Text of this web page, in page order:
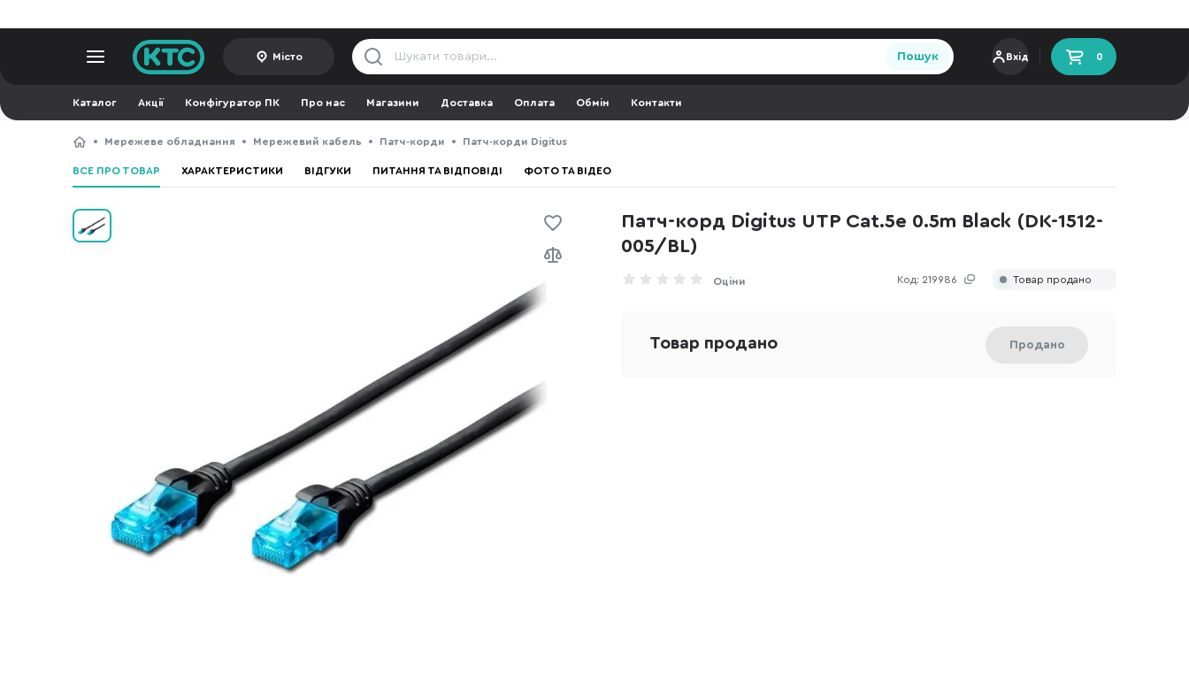
Місто Пошук Вхід 0
Каталог Акції Конфігуратор ПК Про нас Магазини Доставка Оплата Обмін Контакти
Мережеве обладнання Мережевий кабель Патч-корди Патч-корди Digitus
ВСЕ ПРО ТОВАР ХАРАКТЕРИСТИКИ ВІДГУКИ ПИТАННЯ ТА ВІДПОВІДІ ФОТО ТА ВІДЕО
Патч-корд Digitus UTP Cat.5e 0.5m Black (DK-1512-
005/BL)
Код: 219986
Оціни Товар продано
Товар продано Продано